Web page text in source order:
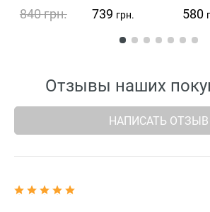
840грн. 739 грн.
60 мл
580
Отзывы наших
НАПИСАТЬ ОТЗЫВ